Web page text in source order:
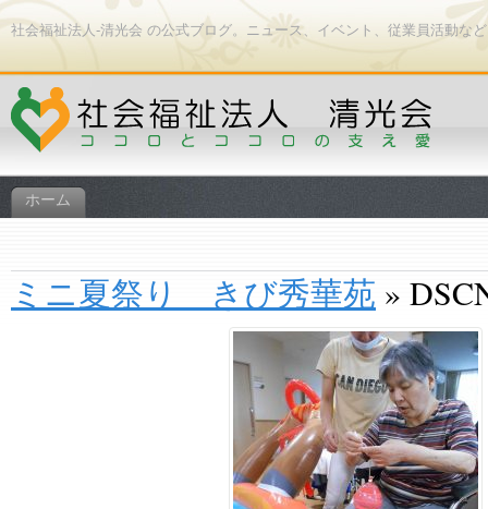
社会福祉法人-清光会 の公式ブログ。ニュース、イベント、従業員活動な
ホーム
ミニ夏祭り きび秀華苑 »